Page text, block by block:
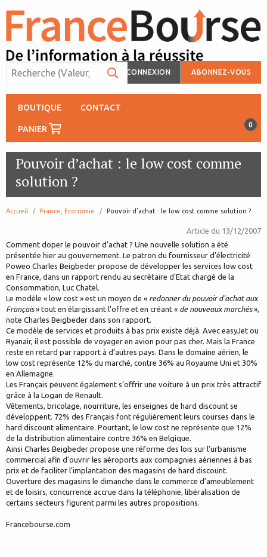
CONNEXION ABONNEZ-VOUS
BOUTIQUE CONTACT
PANIER 0
Pouvoir d’achat : le low cost comme
solution ?
Accueil France, Economie page:
Pouvoir d’achat : le low cost comme solution ?
Article du 13/12/2007
Comment doper le pouvoir d’achat ? Une nouvelle solution a été
présentée hier au gouvernement. Le patron du fournisseur d’électricité
Poweo Charles Beigbeder propose de développer les services low cost
en France, dans un rapport rendu au secrétaire d’Etat chargé de la
Consommation, Luc Chatel.
Le modèle « low cost » est un moyen de « redonner du pouvoir d'achat aux
Français» tout en élargissant l'offre et en créant « de nouveaux marchés»,
note Charles Beigbeder dans son rapport.
Ce modèle de services et produits à bas prix existe déjà. Avec easyJet ou
Ryanair, il est possible de voyager en avion pour pas cher. Mais la France
reste en retard par rapport à d’autres pays. Dans le domaine aérien, le
low cost représente 12% du marché, contre 36% au Royaume Uni et 30%
en Allemagne.
Les Français peuvent également s’offrir une voiture à un prix très attractif
grâce à la Logan de Renault.
Vêtements, bricolage, nourriture, les enseignes de hard discount se
développent. 72% des Français font régulièrement leurs courses dans le
hard discount alimentaire. Pourtant, le low cost ne représente que 12%
de la distribution alimentaire contre 36% en Belgique.
Ainsi Charles Beigbeder propose une réforme des lois sur l’urbanisme
commercial afin d’ouvrir les aéroports aux compagnies aériennes à bas
prix et de faciliter l’implantation des magasins de hard discount.
Ouverture des magasins le dimanche dans le commerce d’ameublement
et de loisirs, concurrence accrue dans la téléphonie, libéralisation de
certains secteurs figurent parmi les autres propositions.
Francebourse.com